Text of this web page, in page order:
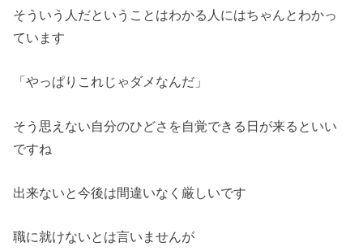
そういう人だということはわかる人にはちゃんとわかっ
ています
「やっぱりこれじゃダメなんだ」
そう思えない自分のひどさを自覚できる日が来るといい
ですね
出来ないと今後は間違いなく厳しいです
職に就けないとは言いませんが